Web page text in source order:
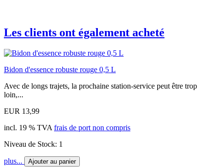
Les clients ont également acheté
Bidon d'essence robuste rouge 0,5 L
Avec de longs trajets, la prochaine station-service peut être trop
loin,...
EUR 13,99
incl. 19 % TVA frais de port non compris
Niveau de Stock: 1
plus... Ajouter au panier